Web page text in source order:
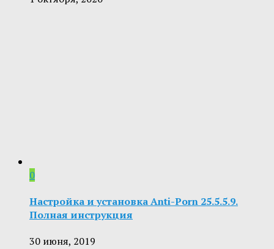
0
Настройка и установка Anti-Porn 25.5.5.9.
Полная инструкция
30 июня, 2019